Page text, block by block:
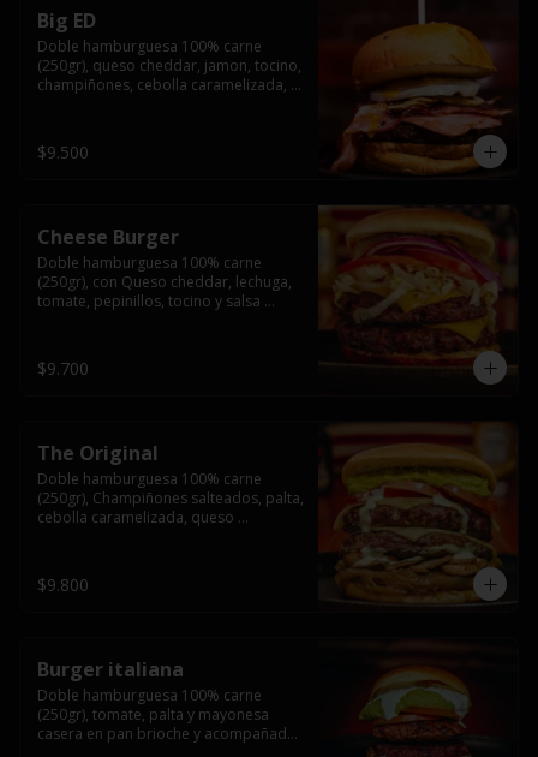
Big ED
Doble hamburguesa 100% carne
(250gr), queso cheddar, jamon, tocino,
champiñones, cebolla caramelizada,
$9.500
Cheese Burger
Doble hamburguesa 100% carne
(250gr), con Queso cheddar, lechuga,
tomate, pepinillos, tocino y salsa
$9.700
The Original
Doble hamburguesa 100% carne
(250gr), Champiñones salteados, palta,
cebolla caramelizada, queso
fritas.
$9.800
Burger italiana
Doble hamburguesa 100% carne
(250gr), tomate, palta y mayonesa
casera en pan brioche y acompañado